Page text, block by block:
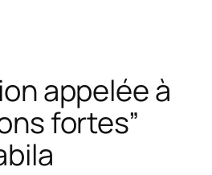
appelée à
fortes”